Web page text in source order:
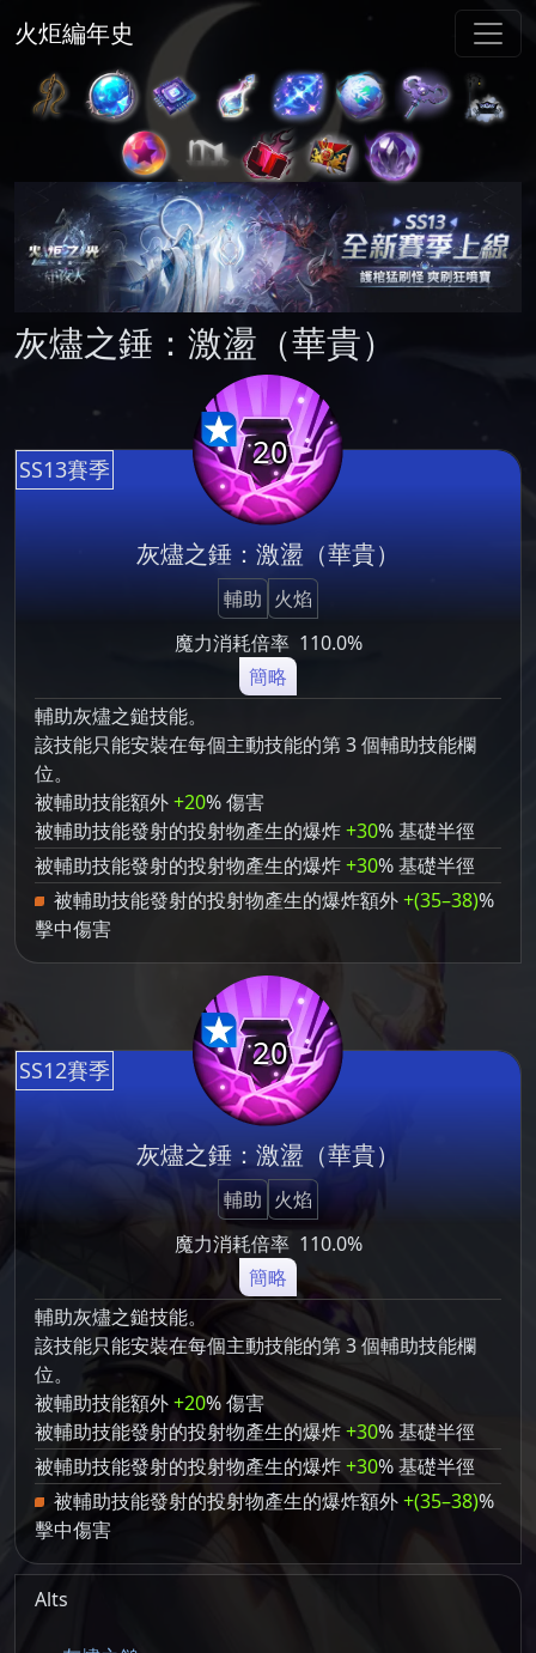
火炬編年史
灰燼之錘：激盪（華貴）
SS13賽季 20
灰燼之錘：激盪（華貴）
輔助 火焰
魔力消耗倍率 110.0%
簡略
輔助灰燼之鎚技能。
該技能只能安裝在每個主動技能的第 3 個輔助技能欄
位。
被輔助技能額外+20% 傷害
被輔助技能發射的投射物產生的爆炸+30% 基礎半徑
被輔助技能發射的投射物產生的爆炸+30% 基礎半徑
被輔助技能發射的投射物產生的爆炸額外+(35–38)%
擊中傷害
SS12賽季 20
灰燼之錘：激盪（華貴）
輔助 火焰
魔力消耗倍率 110.0%
簡略
輔助灰燼之鎚技能。
該技能只能安裝在每個主動技能的第 3 個輔助技能欄
位。
被輔助技能額外+20% 傷害
被輔助技能發射的投射物產生的爆炸+30% 基礎半徑
被輔助技能發射的投射物產生的爆炸+30% 基礎半徑
被輔助技能發射的投射物產生的爆炸額外+(35–38)%
擊中傷害
Alts